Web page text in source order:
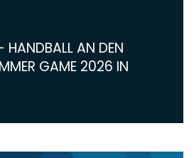
HANDBALL AN DEN
GAME 2026 IN